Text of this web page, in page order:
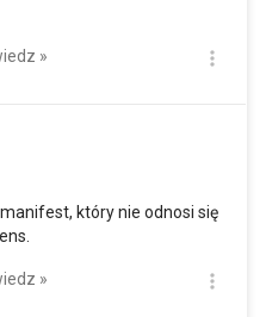
»
który nie odnosi się
»